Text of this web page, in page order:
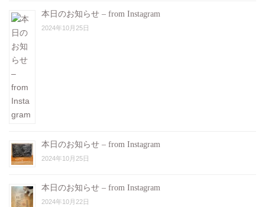
本日のお知らせ – from Instagram
2024年10月25日
本日のお知らせ – from Instagram
2024年10月25日
本日のお知らせ – from Instagram
2024年10月22日